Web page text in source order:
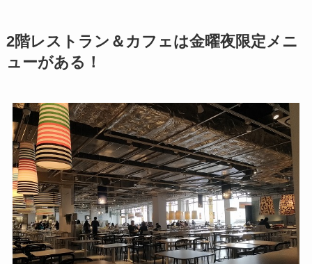
2階レストラン＆カフェは金曜夜限定メニ
ューがある！